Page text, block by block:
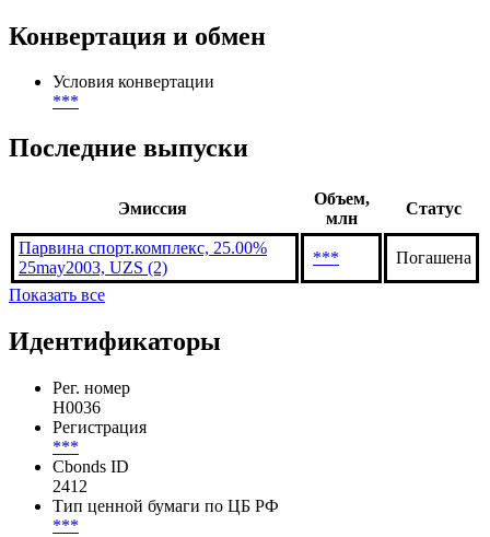
Конвертация и обмен
Условия конвертации
***
Последние выпуски
Эмиссия
Объем,
млн
Статус
Парвина спорт.комплекс, 25.00%
25may2003, UZS (2)
***
Погашена
Показать все
Идентификаторы
Рег. номер
H0036
Регистрация
***
Cbonds ID
2412
Тип ценной бумаги по ЦБ РФ
***